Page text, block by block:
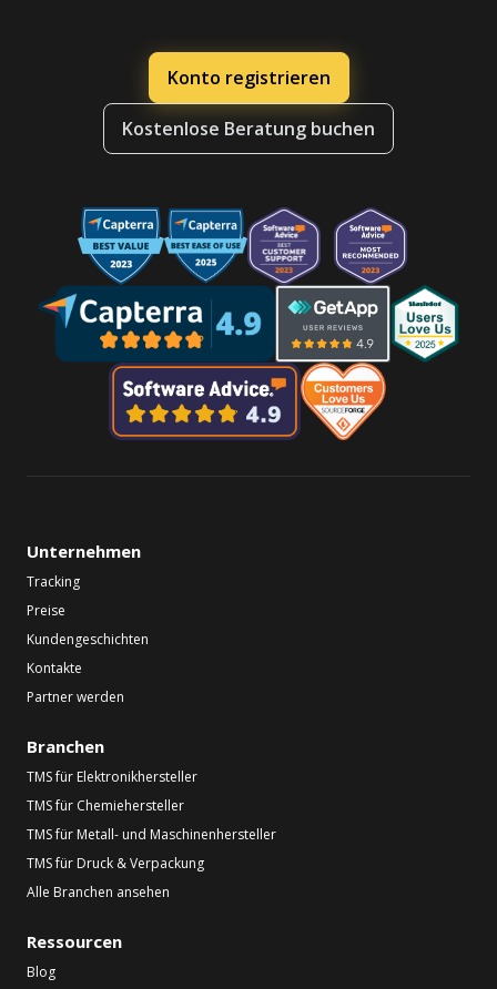
Konto registrieren
Kostenlose Beratung buchen
Unternehmen
Tracking
Preise
Kundengeschichten
Kontakte
Partner werden
Branchen
TMS für Elektronikhersteller
TMS für Chemiehersteller
TMS für Metall- und Maschinenhersteller
TMS für Druck & Verpackung
Alle Branchen ansehen
Ressourcen
Blog